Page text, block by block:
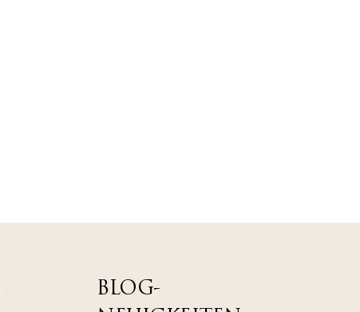
BLOG-